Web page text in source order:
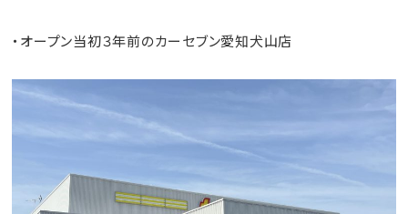
・オープン当初３年前のカーセブン愛知犬山店